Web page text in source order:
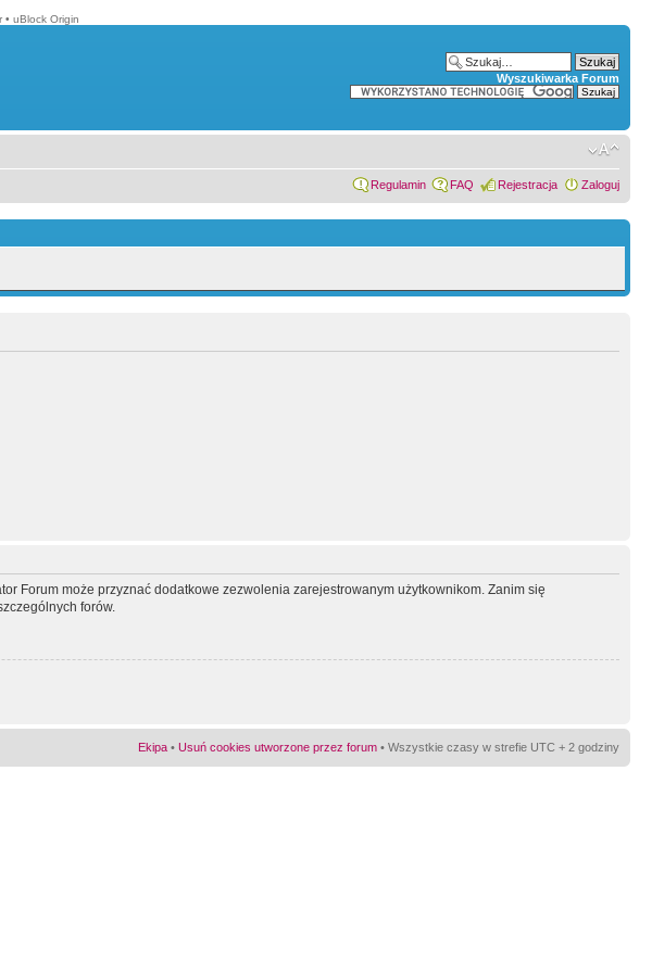
• uBlock Origin
Wyszukiwarka Forum
Regulamin FAQ Rejestracja Zaloguj
Forum może przyznać dodatkowe zezwolenia zarejestrowanym użytkownikom. Zanim się
forów.
Ekipa • Usuń cookies utworzone przez forum • Wszystkie czasy w strefie UTC + 2 godziny